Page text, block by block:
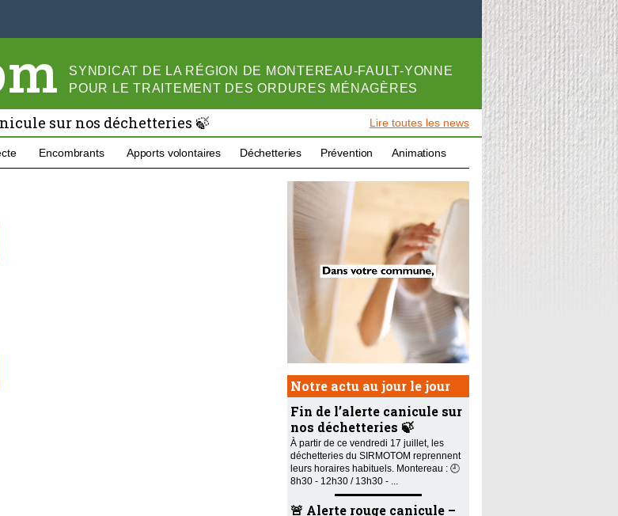
SYNDICAT DE LA RÉGION DE MONTEREAU-FAULT-YONNE
POUR LE TRAITEMENT DES ORDURES MÉNAGÈRES
sur nos déchetteries 🍃 Lire toutes les news
Encombrants Apports volontaires Déchetteries Prévention Animations
Notre actu au jour le jour
Fin de l’alerte canicule sur
nos déchetteries 🍃
À partir de ce vendredi 17 juillet, les
déchetteries du SIRMOTOM reprennent
leurs horaires habituels. Montereau : 🕘
8h30 - 12h30 / 13h30 - ...
🚨 Alerte rouge canicule –